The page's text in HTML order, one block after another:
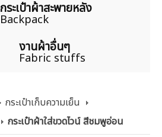
กระเป๋าผ้าสะพายหลัง
Backpack
งานผ้าอื่นๆ
Fabric stuffs
กระเป๋าเก็บความเย็น
กระเป๋าผ้าใส่ขวดไวน์ สีชมพูอ่อน